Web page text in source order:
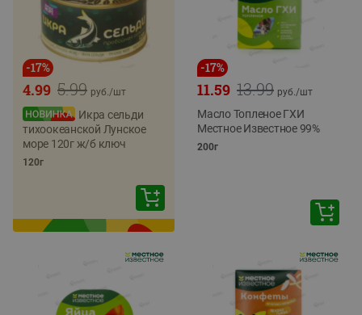
-17%
5.99
4.99 руб./шт
Икра сельди
тихоокеанской Лунское
море 120г ж/б ключ
120г
-17%
13.99
11.59 руб./шт
Масло Топленое ГХИ
Местное Известное 99%
200г